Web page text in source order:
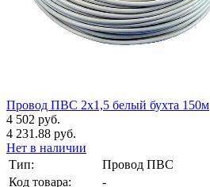
Провод ПВС 2х1,5 белый бухта 150м
4 502 руб.
4 231.88 руб.
Нет в наличии
Тип:
Провод ПВС
Код товара:
-